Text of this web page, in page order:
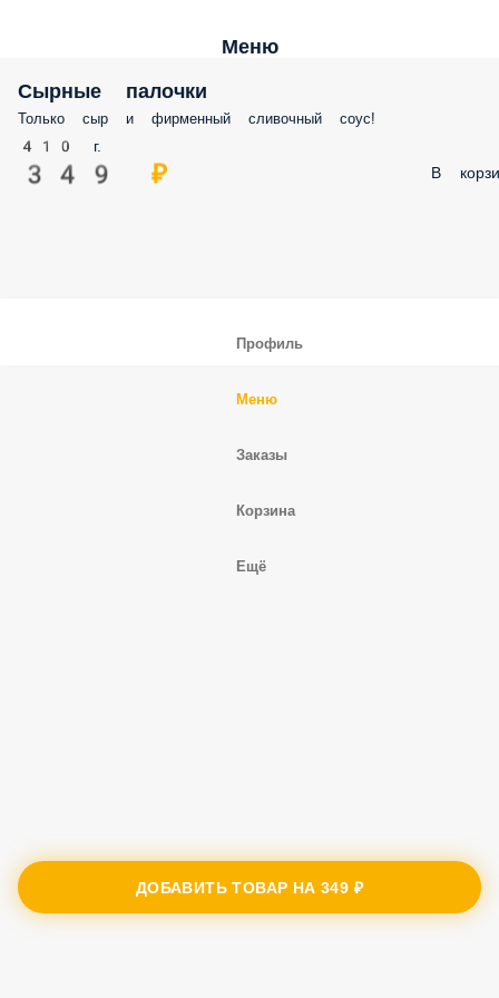
Меню
Сырные палочки
Только сыр и фирменный сливочный соус!
410 г.
349 ₽ В
ДОБАВИТЬ ТОВАР НА349 ₽
Профиль
Меню
Заказы
Корзина
Ещё